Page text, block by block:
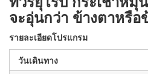
จะอุ่นกว่า ข้างตาหรือ
รายละเอียดโปรแกรม
วันเดินทาง